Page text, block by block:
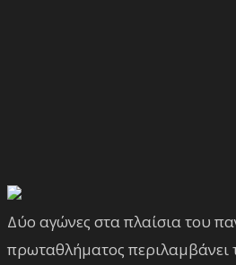
Δύο αγώνες στα πλαίσια του
πρωταθλήματος περιλαμβάνει